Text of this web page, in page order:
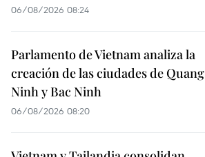
06/08/2026 08:24
Parlamento de Vietnam analiza la
creación de las ciudades de Quang
Ninh y Bac Ninh
06/08/2026 08:20